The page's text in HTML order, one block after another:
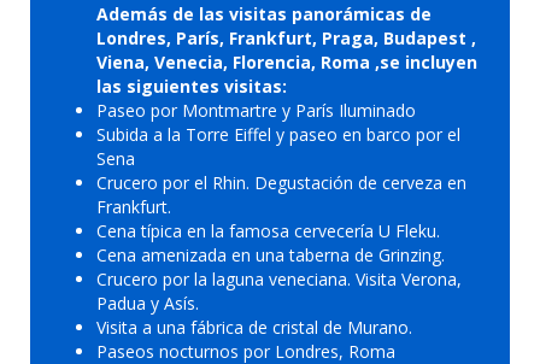
Además de las visitas panorámicas de
Londres, París, Frankfurt, Praga, Budapest ,
Viena, Venecia, Florencia, Roma ,se incluyen
las siguientes visitas:
Paseo por Montmartre y París Iluminado
Subida a la Torre Eiffel y paseo en barco por el
Sena
Crucero por el Rhin. Degustación de cerveza en
Frankfurt.
Cena típica en la famosa cervecería U Fleku.
Cena amenizada en una taberna de Grinzing.
Crucero por la laguna veneciana. Visita Verona,
Padua y Asís.
Visita a una fábrica de cristal de Murano.
Paseos nocturnos por Londres, Roma